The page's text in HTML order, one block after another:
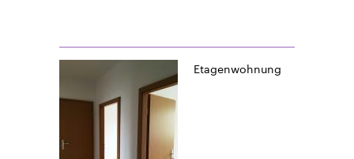
Etagenwohnung